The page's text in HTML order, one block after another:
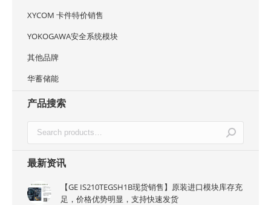
XYCOM 卡件特价销售
YOKOGAWA安全系统模块
其他品牌
华蓄储能
产品搜索
最新资讯
【GE IS210TEGSH1B现货销售】原装进口模块库存充
足，价格优势明显，支持快速发货